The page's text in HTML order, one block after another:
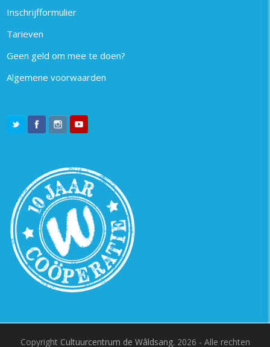
Inschrijfformulier
Tarieven
Geen geld om mee te doen?
Algemene voorwaarden
Copyright Cultuurcentrum de Wâldsang. 2026 - Alle rechten